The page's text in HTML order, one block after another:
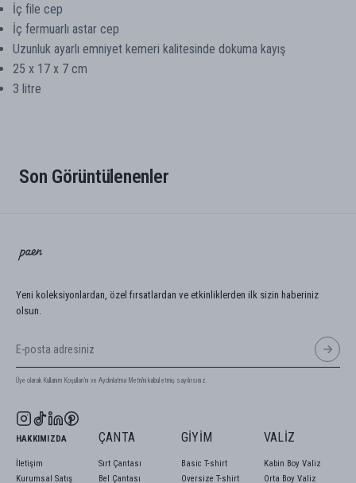
İç file cep
İç fermuarlı astar cep
Uzunluk ayarlı emniyet kemeri kalitesinde dokuma kayış
25 x 17 x 7 cm
3 litre
Son Görüntülenenler
Yeni koleksiyonlardan, özel fırsatlardan ve etkinliklerden ilk sizin haberiniz
olsun.
Üye olarak Kullanım Koşulları'nı ve Aydınlatma Metni'ni kabul etmiş sayılırsınız.
HAKKIMIZDA
İletişim
Kurumsal Satış
ÇANTA
Sırt Çantası
Bel Çantası
GIYIM
Basic T-shirt
Oversize T-shirt
VALIZ
Kabin Boy Valiz
Orta Boy Valiz